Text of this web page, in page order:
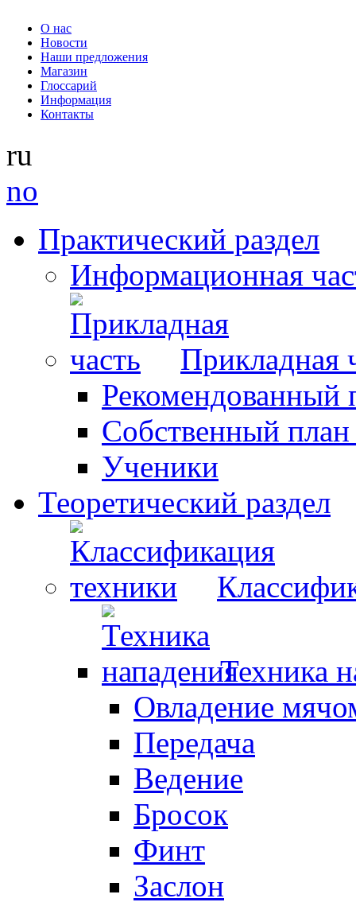
О нас
Новости
Наши предложения
Магазин
Глоссарий
Информация
Контакты
ru
no
Практический раздел
Информационная
Прикладная
Рекомендованный
Собственный
Ученики
Теоретический раздел
Техника
Овладение
Передача
Ведение
Бросок
Финт
Заслон